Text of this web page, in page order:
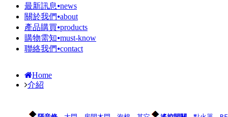
最新訊息⦁news
關於我們⦁about
產品購買⦁products
購物需知⦁must-know
聯絡我們⦁contact
Home
介紹